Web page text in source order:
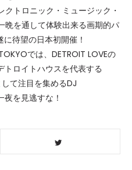
トロニック・ミュージック・
晩を通して体験出来る画期的パ
に待望の日本初開催！
では、DETROIT LOVEの
ロイトハウスを代表する
て注目を集めるDJ
を見逃すな！